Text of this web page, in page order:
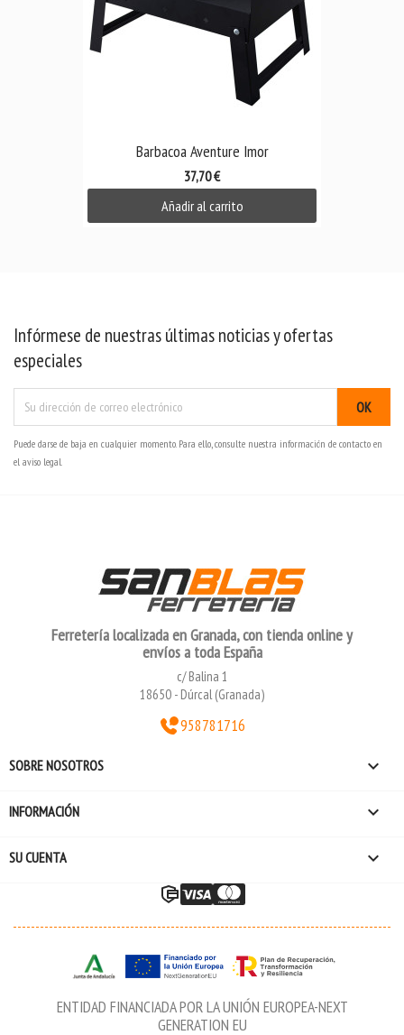
Barbacoa Aventure Imor
37,70 €
Añadir al carrito
Infórmese de nuestras últimas noticias y ofertas
especiales
Puede darse de baja en cualquier momento. Para ello, consulte nuestra información de contacto en
el aviso legal.
Ferretería localizada en Granada, con tienda online y
envíos a toda España
c/ Balina 1
18650 - Dúrcal (Granada)
958781716
SOBRE NOSOTROS 
INFORMACIÓN 
SU CUENTA 
ENTIDAD FINANCIADA POR LA UNIÓN EUROPEA-NEXT
GENERATION EU